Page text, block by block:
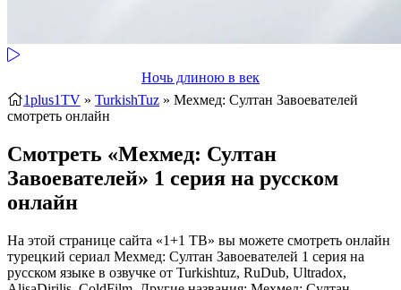
Ночь длиною в век
1plus1TV » TurkishTuz » Мехмед: Султан Завоевателей
смотреть онлайн
Смотреть «Мехмед: Султан
Завоевателей» 1 серия на русском
онлайн
На этой странице сайта «1+1 ТВ» вы можете смотреть онлайн
турецкий сериал Мехмед: Султан Завоевателей 1 серия на
русском языке в озвучке от Turkishtuz, RuDub, Ultradox,